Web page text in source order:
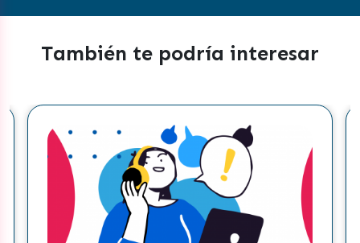
También te podría interesar